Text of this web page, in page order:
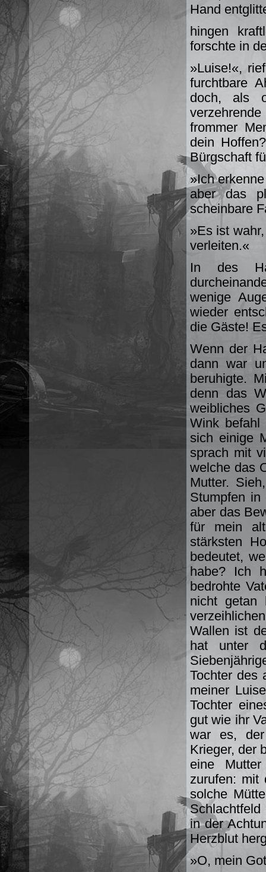
Hand
hingen
forschte in
»Luise!«,
furchtbare
doch, als
frommer
dein
Bürgschaft
»Ich
aber das
scheinbare
»Es ist
verleiten.«
In des
wenige
wieder
die Gäste!
Wenn der
dann war
beruhigte.
denn das
weibliches
Wink befahl
sich einige
sprach mit
welche das
Mutter.
Stumpfen in
aber das
für mein
stärksten
bedeutet,
habe? Ich
bedrohte
nicht getan
Wallen ist
hat unter
Tochter des
meiner
Tochter
gut wie ihr
war es,
Krieger, der
eine
zurufen: mit
solche
Schlachtfeld
in der
Herzblut
»O, mein